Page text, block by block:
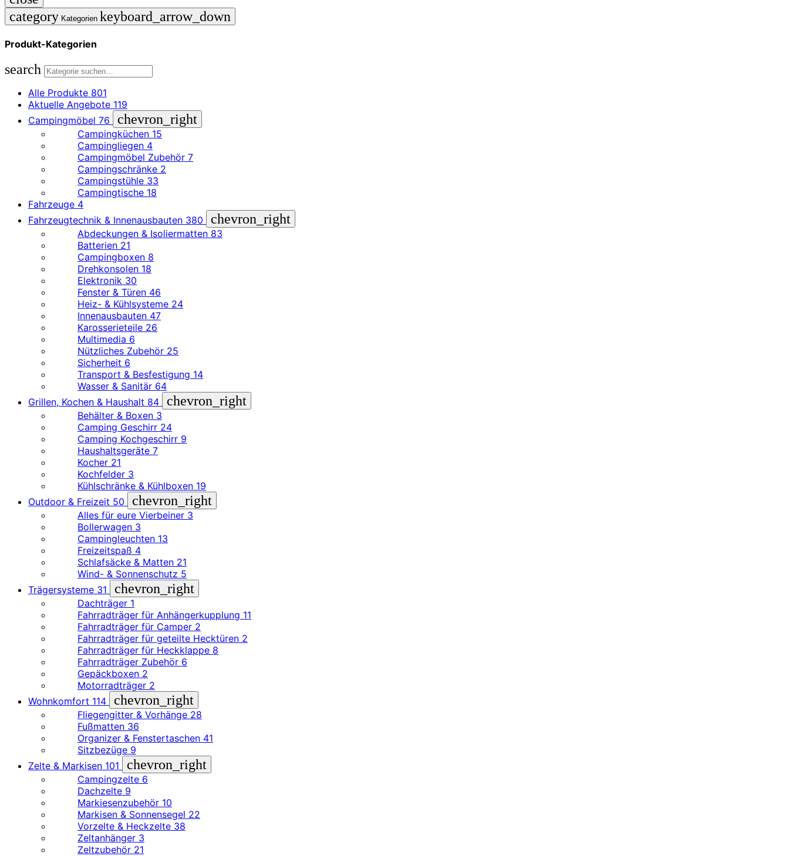
category Kategorien keyboard_arrow_down
Produkt-Kategorien
search
Alle Produkte 801
Aktuelle Angebote 119
Campingmöbel 76 chevron_right
Campingküchen 15
Campingliegen 4
Campingmöbel Zubehör 7
Campingschränke 2
Campingstühle 33
Campingtische 18
Fahrzeuge 4
Fahrzeugtechnik & Innenausbauten 380 chevron_right
Abdeckungen & Isoliermatten 83
Batterien 21
Campingboxen 8
Drehkonsolen 18
Elektronik 30
Fenster & Türen 46
Heiz- & Kühlsysteme 24
Innenausbauten 47
Karosserieteile 26
Multimedia 6
Nützliches Zubehör 25
Sicherheit 6
Transport & Besfestigung 14
Wasser & Sanitär 64
Grillen, Kochen & Haushalt 84 chevron_right
Behälter & Boxen 3
Camping Geschirr 24
Camping Kochgeschirr 9
Haushaltsgeräte 7
Kocher 21
Kochfelder 3
Kühlschränke & Kühlboxen 19
Outdoor & Freizeit 50 chevron_right
Alles für eure Vierbeiner 3
Bollerwagen 3
Campingleuchten 13
Freizeitspaß 4
Schlafsäcke & Matten 21
Wind- & Sonnenschutz 5
Trägersysteme 31 chevron_right
Dachträger 1
Fahrradträger für Anhängerkupplung 11
Fahrradträger für Camper 2
Fahrradträger für geteilte Hecktüren 2
Fahrradträger für Heckklappe 8
Fahrradträger Zubehör 6
Gepäckboxen 2
Motorradträger 2
Wohnkomfort 114 chevron_right
Fliegengitter & Vorhänge 28
Fußmatten 36
Organizer & Fenstertaschen 41
Sitzbezüge 9
Zelte & Markisen 101 chevron_right
Campingzelte 6
Dachzelte 9
Markiesenzubehör 10
Markisen & Sonnensegel 22
Vorzelte & Heckzelte 38
Zeltanhänger 3
Zeltzubehör 21